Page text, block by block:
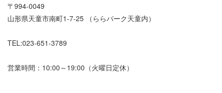
〒994-0049
山形県天童市南町1-7-25 （ららパーク天童内）
TEL:023-651-3789
営業時間：10:00～19:00（火曜日定休）